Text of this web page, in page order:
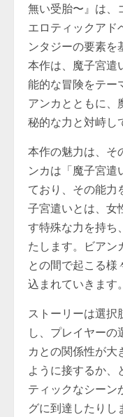
無い受胎〜』は、
エロティックアド
ンタジーの要素を
本作は、魔子宮遣
能的な冒険をテー
アンカとともに、
秘的な力と対峙し
本作の魅力は、そ
ンカは「魔子宮遣
ており、その能力
子宮遣いとは、女
す特殊な力を持ち
たします。ビアン
との間で起こる様
込まれていきます。
ストーリーは選択
し、プレイヤー
カとの関係性が大
ように接するか、
ティックなシーン
グに到達したりし